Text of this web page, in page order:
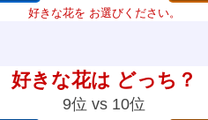
好きな花を お選びください。
好きな花は どっち？
9位 vs 10位